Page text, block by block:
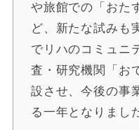
や旅館での「おた
ど、新たな試みも
でリハのコミュニ
査・研究機関「お
設させ、今後の事
る一年となりまし